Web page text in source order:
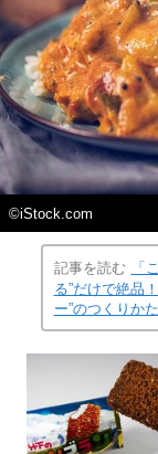
©iStock.com
記事を読む
「
る”だけで絶品
ー”のつくりかた